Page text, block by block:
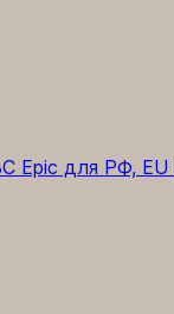
Epic для РФ, EU